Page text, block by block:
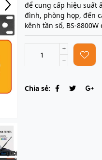
để cung cấp hiệu suất
đình, phòng họp, đến
kênh tần số, BS-
Chia sẻ: